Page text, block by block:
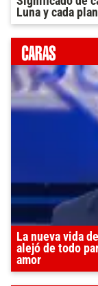
Luna y cada
La nueva vida
alejó de todo
amor